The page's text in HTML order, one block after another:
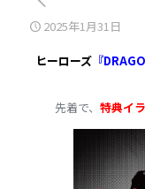
2025年1月31日
ヒーローズ 『
先着で、 特典イ